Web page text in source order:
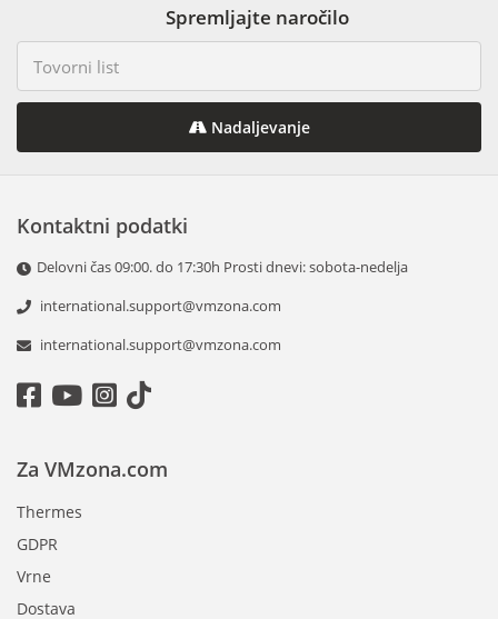
Spremljajte naročilo
Nadaljevanje
Kontaktni podatki
Delovni čas 09:00. do 17:30h Prosti dnevi: sobota-nedelja
international.support@vmzona.com
international.support@vmzona.com
Za VMzona.com
Thermes
GDPR
Vrne
Dostava